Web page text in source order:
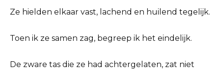
Ze hielden elkaar vast, lachend en huilend tegelijk.
Toen ik ze samen zag, begreep ik het eindelijk.
De zware tas die ze had achtergelaten, zat niet